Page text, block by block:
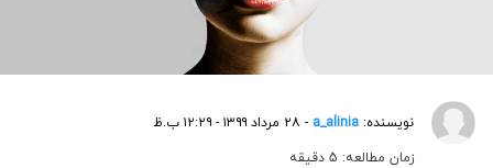
نویسنده: a_alinia - ۲۸ مرداد ۱۳۹۹ - ۱۲:۲۹ ب.ظ
زمان مطالعه: 5 دقیقه